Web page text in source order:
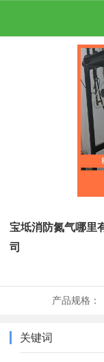
宝坻消防氮气哪里
司
产品规格：
关键词